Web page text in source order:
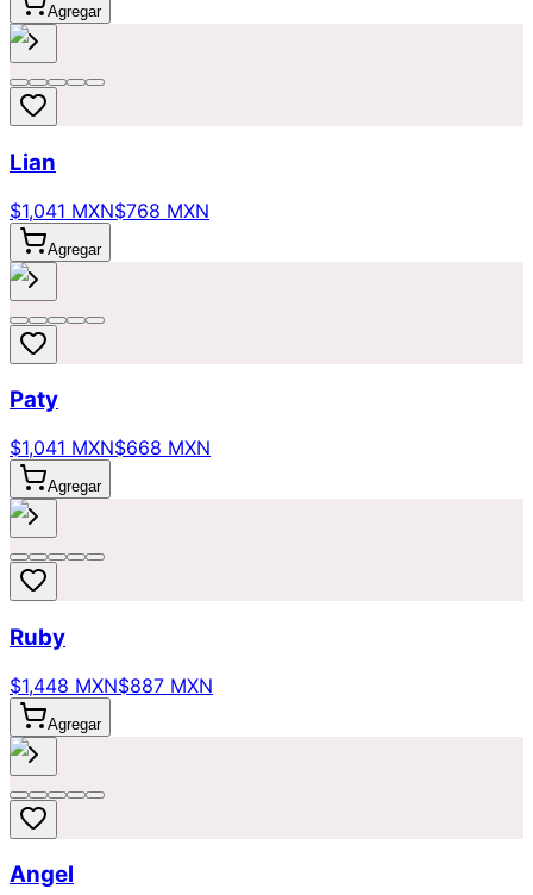
Agregar
Lian
$1,041 MXN$768 MXN
Agregar
Paty
$1,041 MXN$668 MXN
Agregar
Ruby
$1,448 MXN$887 MXN
Agregar
Angel